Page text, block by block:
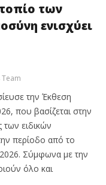
τοπίο των
ενισχύει
την Έκθεση
που βασίζεται στην
των ειδικών
περίοδο από το
Σύμφωνα με την
όλο και